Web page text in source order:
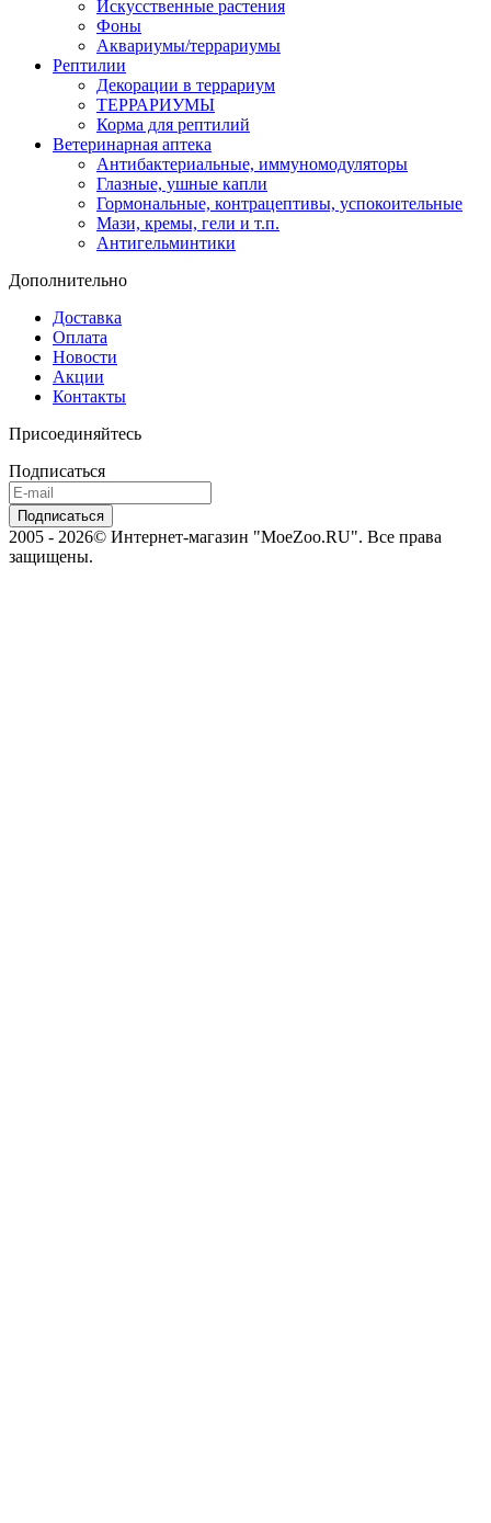
Искусственные растения
Фоны
Аквариумы/террариумы
Рептилии
Декорации в террариум
ТЕРРАРИУМЫ
Корма для рептилий
Ветеринарная аптека
Антибактериальные, иммуномодуляторы
Глазные, ушные капли
Гормональные, контрацептивы, успокоительные
Мази, кремы, гели и т.п.
Антигельминтики
Дополнительно
Доставка
Оплата
Новости
Акции
Контакты
Присоединяйтесь
Подписаться
2005 - 2026© Интернет-магазин "MoeZoo.RU". Все права
защищены.